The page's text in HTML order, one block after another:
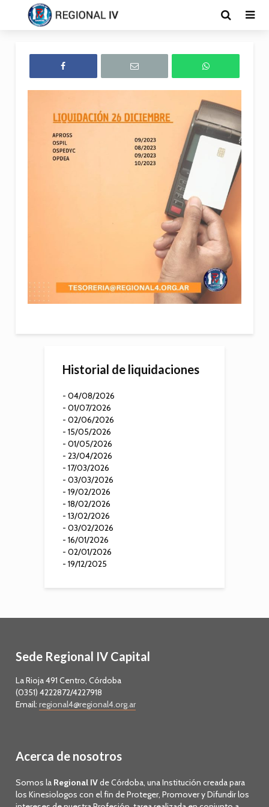
Historial de liquidaciones
- 04/08/2026
- 01/07/2026
- 02/06/2026
- 15/05/2026
- 01/05/2026
- 23/04/2026
- 17/03/2026
- 03/03/2026
- 19/02/2026
- 18/02/2026
- 13/02/2026
- 03/02/2026
- 16/01/2026
- 02/01/2026
- 19/12/2025
Sede Regional IV Capital
La Rioja 491 Centro, Córdoba
(0351) 4222872/4227918
Email:regional4@regional4.org.ar
Acerca de nosotros
Somos la Regional IVde Córdoba, una Institución creada para
los Kinesiologos con el fin de Proteger, Promover y Difundir los